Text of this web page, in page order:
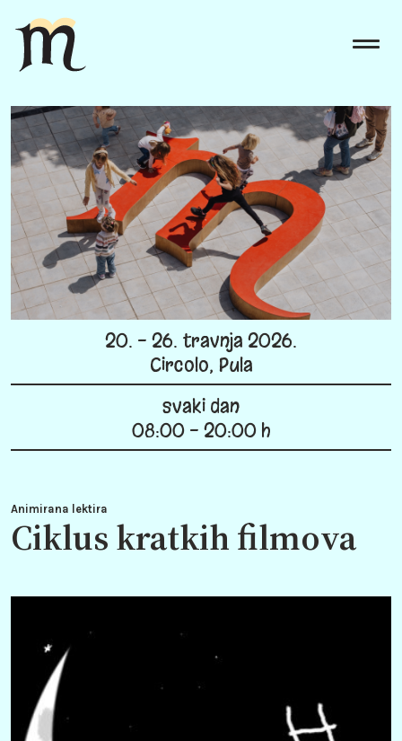
20. - 26. travnja 2026.
Circolo, Pula
svaki dan
08:00 - 20:00 h
Animirana lektira
Ciklus kratkih filmova